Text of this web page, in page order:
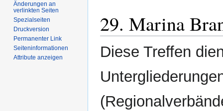
29. Marina
Diese Treffen
Änderungen an
verlinkten Seiten
Spezialseiten
Druckversion
Permanenter Link
Seiten­­informationen
Attribute anzeigen